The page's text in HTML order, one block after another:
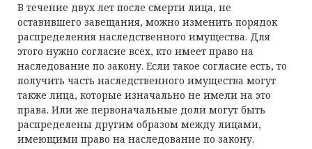
В течение двух лет после смерти лица, не
оставившего завещания, можно изменить порядок
распределения наследственного имущества. Для
этого нужно согласие всех, кто имеет право на
наследование по закону. Если такое согласие есть, то
получить часть наследственного имущества могут
также лица, которые изначально не имели на это
права. Или же первоначальные доли могут быть
распределены другим образом между лицами,
имеющими право на наследование по закону.